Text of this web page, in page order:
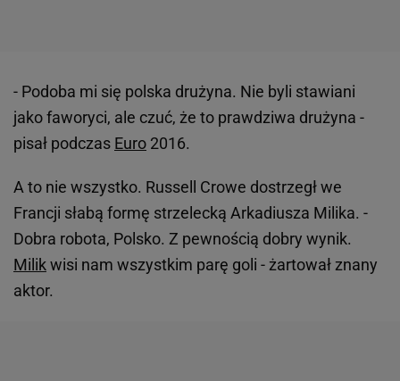
- Podoba mi się polska drużyna. Nie byli stawiani
jako faworyci, ale czuć, że to prawdziwa drużyna -
pisał podczas Euro 2016.
A to nie wszystko. Russell Crowe dostrzegł we
Francji słabą formę strzelecką Arkadiusza Milika. -
Dobra robota, Polsko. Z pewnością dobry wynik.
Milikwisi nam wszystkim parę goli - żartował znany
aktor.